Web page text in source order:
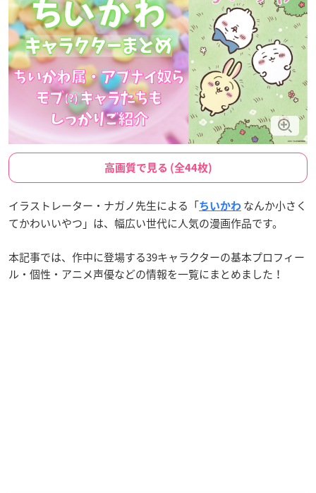
高画質で見る (全44枚)
イラストレーター・ナガノ先生による「ちいかわ なんか小さく
てかわいいやつ」は、幅広い世代に人気の漫画作品です。
本記事では、作中に登場する39キャラクターの基本プロフィー
ル・個性・アニメ声優などの情報を一覧にまとめました！